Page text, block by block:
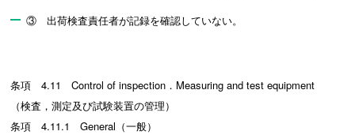
③ 出荷検査責任者が記録を確認していない。
条項 4.11 Control of inspection．Measuring and test equipment
（検査，測定及び試験装置の管理）
条項 4.11.1 General（一般）